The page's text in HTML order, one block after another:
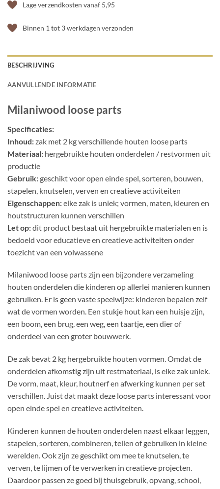
Lage verzendkosten vanaf 5,95
Binnen 1 tot 3 werkdagen verzonden
BESCHRIJVING
AANVULLENDE INFORMATIE
Milaniwood loose parts
Specificaties:
Inhoud:zak met 2 kg verschillende houten loose parts
Materiaal: hergebruikte houten onderdelen / restvormen uit
productie
Gebruik:geschikt voor open einde spel, sorteren, bouwen,
stapelen, knutselen, verven en creatieve activiteiten
Eigenschappen:elke zak is uniek; vormen, maten, kleuren en
houtstructuren kunnen verschillen
Let op:dit product bestaat uit hergebruikte materialen en is
bedoeld voor educatieve en creatieve activiteiten onder
toezicht van een volwassene
Milaniwood loose parts zijn een bijzondere verzameling
houten onderdelen die kinderen op allerlei manieren kunnen
gebruiken. Er is geen vaste speelwijze: kinderen bepalen zelf
wat de vormen worden. Een stukje hout kan een huisje zijn,
een boom, een brug, een weg, een taartje, een dier of
onderdeel van een groter bouwwerk.
De zak bevat 2 kg hergebruikte houten vormen. Omdat de
onderdelen afkomstig zijn uit restmateriaal, is elke zak uniek.
De vorm, maat, kleur, houtnerf en afwerking kunnen per set
verschillen. Juist dat maakt deze loose parts interessant voor
open einde spel en creatieve activiteiten.
Kinderen kunnen de houten onderdelen naast elkaar leggen,
stapelen, sorteren, combineren, tellen of gebruiken in kleine
werelden. Ook zijn ze geschikt om mee te knutselen, te
verven, te lijmen of te verwerken in creatieve projecten.
Daardoor passen ze goed bij thuisgebruik, opvang, school,